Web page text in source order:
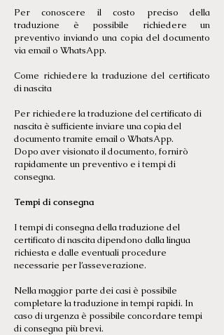
Per conoscere il costo preciso della
traduzione è possibile richiedere un
preventivo inviando una copia del documento
via email o WhatsApp.
Come richiedere la traduzione del certificato
di nascita
Per richiedere la traduzione del certificato di
nascita è sufficiente inviare una copia del
documento tramite email o WhatsApp.
Dopo aver visionato il documento, fornirò
rapidamente un preventivo e i tempi di
consegna.
Tempi di consegna
I tempi di consegna della traduzione del
certificato di nascita dipendono dalla lingua
richiesta e dalle eventuali procedure
necessarie per l’asseverazione.
Nella maggior parte dei casi è possibile
completare la traduzione in tempi rapidi. In
caso di urgenza è possibile concordare tempi
di consegna più brevi.